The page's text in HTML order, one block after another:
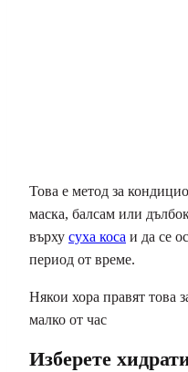
Това е метод за
маска, балсам или
върху суха коса и да се
период от време.
Някои хора правят това
малко от час
Изберете